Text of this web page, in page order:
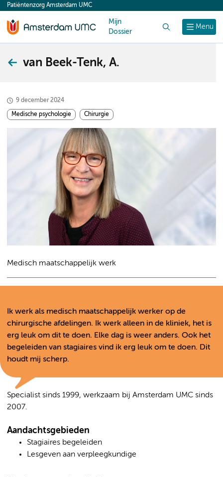
content
Menu
Patiëntenzorg Amsterdam UMC
Mijn
Dossier
van Beek-Tenk, A.
9 december 2024
Medische psychologie Chirurgie
Medisch maatschappelijk werk
Ik werk als medisch maatschappelijk werker op de
chirurgische afdelingen. Ik werk alleen in de kliniek, het is
erg leuk om dit te doen. Elke dag is weer anders. Ook het
begeleiden van stagiaires vind ik erg leuk om te doen. Dit
houdt mij scherp.
Specialist sinds 1999, werkzaam bij Amsterdam UMC sinds
2007.
Aandachtsgebieden
Stagiaires begeleiden
Lesgeven aan verpleegkundige